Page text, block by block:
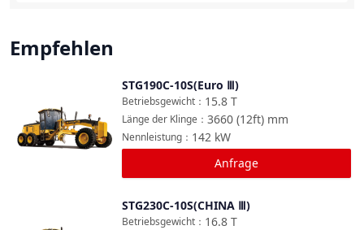
Empfehlen
STG190C-10S(Euro Ⅲ)
15.8 T
Betriebsgewicht ：
3660 (12ft) mm
Länge der Klinge ：
142 kW
Nennleistung ：
Anfrage
STG230C-10S(CHINA Ⅲ)
16.8 T
Betriebsgewicht ：